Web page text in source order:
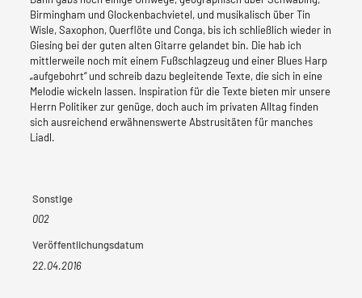
Birmingham und Glockenbachvietel, und musikalisch über Tin
Wisle, Saxophon, Querflöte und Conga, bis ich schließlich wieder in
Giesing bei der guten alten Gitarre gelandet bin. Die hab ich
mittlerweile noch mit einem Fußschlagzeug und einer Blues Harp
„aufgebohrt“ und schreib dazu begleitende Texte, die sich in eine
Melodie wickeln lassen. Inspiration für die Texte bieten mir unsere
Herrn Politiker zur genüge, doch auch im privaten Alltag finden
sich ausreichend erwähnenswerte Abstrusitäten für manches
Liadl.
Sonstige
002
Veröffentlichungsdatum
22.04.2016